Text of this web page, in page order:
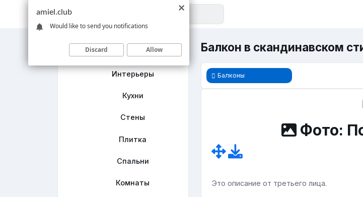
Главная
Интерьеры
Кухни
Стены
Плитка
Спальни
Комнаты
Балкон в скандинавском
Балконы
Фото:
Это описание от третьего лица.
amiel.club
Would like to send you notifications
Discard Allow